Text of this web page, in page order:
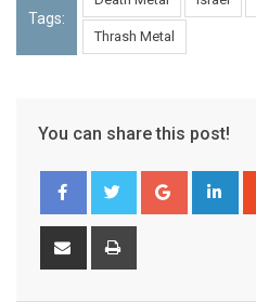
Tags:
Thrash Metal
You can share this post!